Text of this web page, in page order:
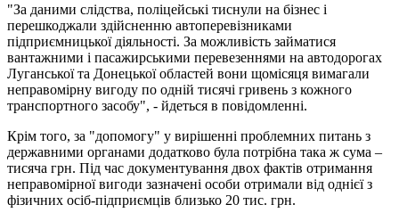
"За даними слідства, поліцейські тиснули на бізнес і
перешкоджали здійсненню автоперевізниками
підприємницької діяльності. За можливість займатися
вантажними і пасажирськими перевезеннями на автодорогах
Луганської та Донецької областей вони щомісяця вимагали
неправомірну вигоду по одній тисячі гривень з кожного
транспортного засобу", - йдеться в повідомленні.
Крім того, за "допомогу" у вирішенні проблемних питань з
державними органами додатково була потрібна така ж сума –
тисяча грн. Під час документування двох фактів отримання
неправомірної вигоди зазначені особи отримали від однієї з
фізичних осіб-підприємців близько 20 тис. грн.